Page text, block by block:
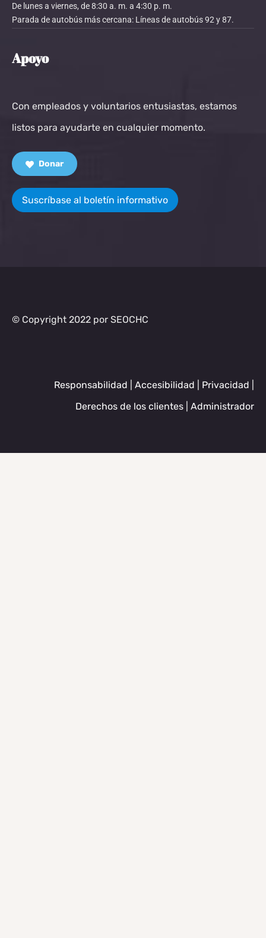
De lunes a viernes, de 8:30 a. m. a 4:30 p. m.
Parada de autobús más cercana: Líneas de autobús 92 y 87.
Apoyo
Con empleados y voluntarios entusiastas, estamos
listos para ayudarte en cualquier momento.
Donar
Suscríbase al boletín informativo
© Copyright 2022 por SEOCHC
Responsabilidad Accesibilidad Privacidad
Derechos de los clientes
Administrador